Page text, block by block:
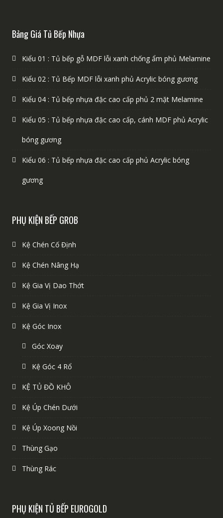
Bảng Giá Tủ Bếp Nhựa
Kiểu 01 : Tủ bếp gỗ MDF lỗi xanh chống ẩm phủ Melamine
Kiểu 02 : Tủ Bếp MDF lỗi xanh phủ Acrylic bóng gương
Kiểu 04 : Tủ bếp nhựa đặc cao cấp phủ 2 mặt Melamine
Kiểu 05 : Tủ bếp nhựa đặc cao cấp, cánh MDF phủ Acrylic
bóng gương
Kiểu 06 : Tủ bếp nhựa đặc cao cấp phủ Acrylic bóng
gương
PHỤ KIỆN BẾP GROB
Kệ Chén Cố Định
Kệ Chén Nâng Hạ
Kệ Gia Vị Dao Thớt
Kệ Gia Vị Inox
Kệ Góc Inox
Góc Xoay
Kệ Góc 4 Rổ
KỆ TỦ ĐỒ KHÔ
Kệ Úp Chén Dưới
Kệ Úp Xoong Nồi
Thùng Gạo
Thùng Rác
PHỤ KIỆN TỦ BẾP EUROGOLD